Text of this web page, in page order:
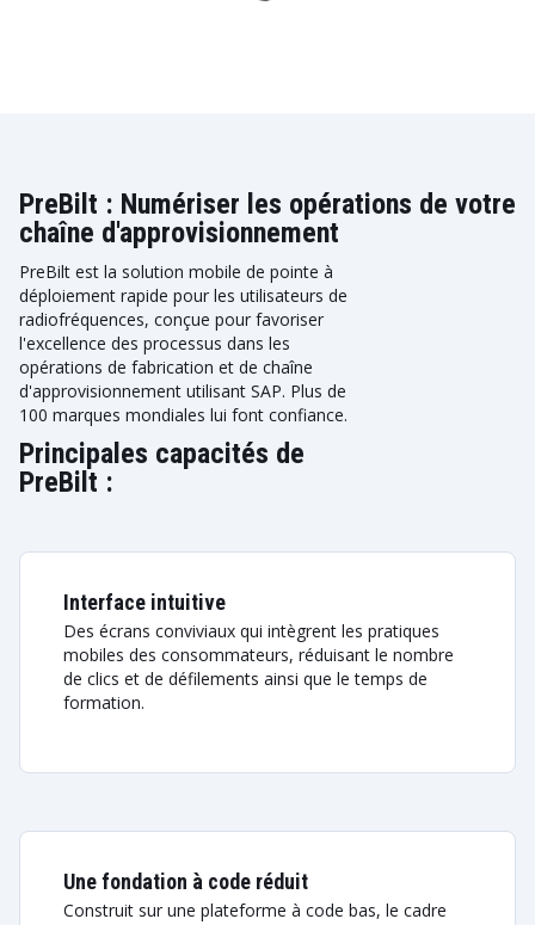
PreBilt : Numériser les opérations de votre
chaîne d'approvisionnement
PreBilt est la solution mobile de pointe à
déploiement rapide pour les utilisateurs de
radiofréquences, conçue pour favoriser
l'excellence des processus dans les
opérations de fabrication et de chaîne
d'approvisionnement utilisant SAP. Plus de
100 marques mondiales lui font confiance.
Principales capacités de
PreBilt :
Interface intuitive
Des écrans conviviaux qui intègrent les pratiques
mobiles des consommateurs, réduisant le nombre
de clics et de défilements ainsi que le temps de
formation.
Une fondation à code réduit
Construit sur une plateforme à code bas, le cadre